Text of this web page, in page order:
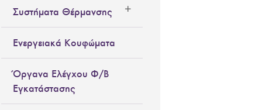
Συστήματα Θέρμανσης
Ενεργειακά Κουφώματα
Όργανα Ελέγχου Φ/Β
Εγκατάστασης